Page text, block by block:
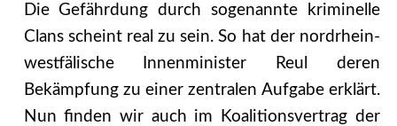
Die Gefährdung durch sogenannte kriminelle
Clans scheint real zu sein. So hat der nord­rhein-
westfälische Innenminister Reul deren
Bekämpfung zu einer zentralen Aufgabe er­klärt.
Nun finden wir auch im Koalitionsvertrag der